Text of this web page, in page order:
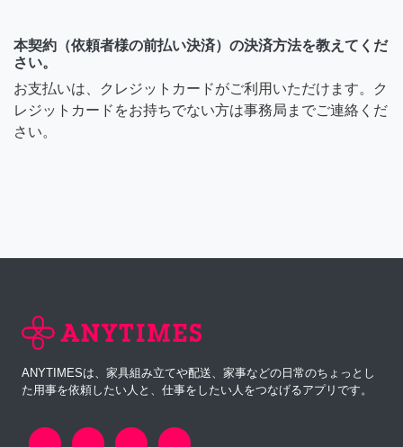
本契約（依頼者様の前払い決済）の決済方法を教えてくだ
さい。
お支払いは、クレジットカードがご利用いただけます。ク
レジットカードをお持ちでない方は事務局までご連絡くだ
さい。
ANYTIMESは、家具組み立てや配送、家事などの日常のちょっとし
た用事を依頼したい人と、仕事をしたい人をつなげるアプリです。